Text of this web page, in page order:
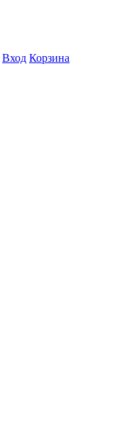
Вход Корзина